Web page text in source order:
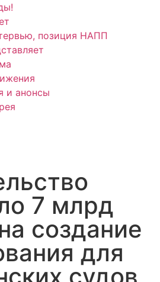
позиция НАПП
и анонсы
7 млрд
создание
для
судов